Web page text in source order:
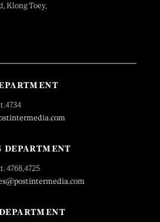
Klong Toey,
DEPARTMENT
4768,4725